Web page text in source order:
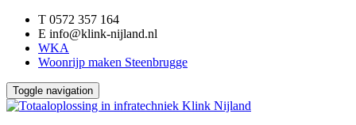
T 0572 357 164
E info@klink-nijland.nl
WKA
Woonrijp maken Steenbrugge
Toggle navigation